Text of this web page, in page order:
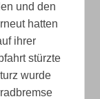
und den
hatten
ihrer
stürzte
wurde